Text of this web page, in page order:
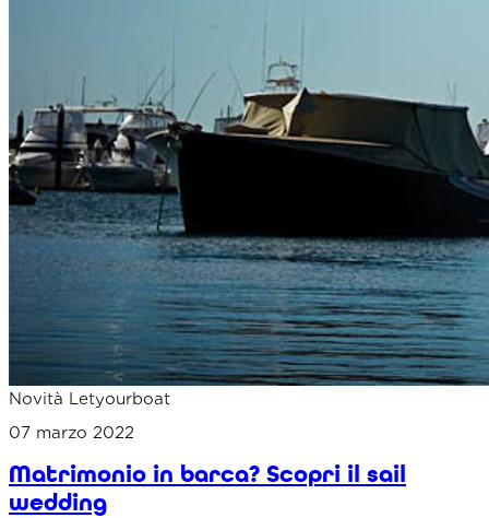
Novità Letyourboat
07 marzo 2022
Matrimonio in barca? Scopri il sail
wedding